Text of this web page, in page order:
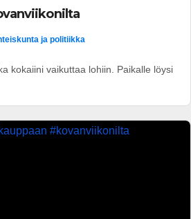
ja politiikka
kokaiini vaikuttaa lohiin. Paikalle löysi